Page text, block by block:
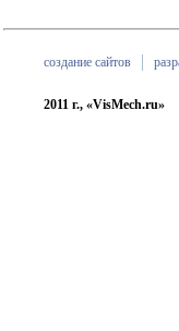
создание сайтов
2011 г., «VisMech.ru»